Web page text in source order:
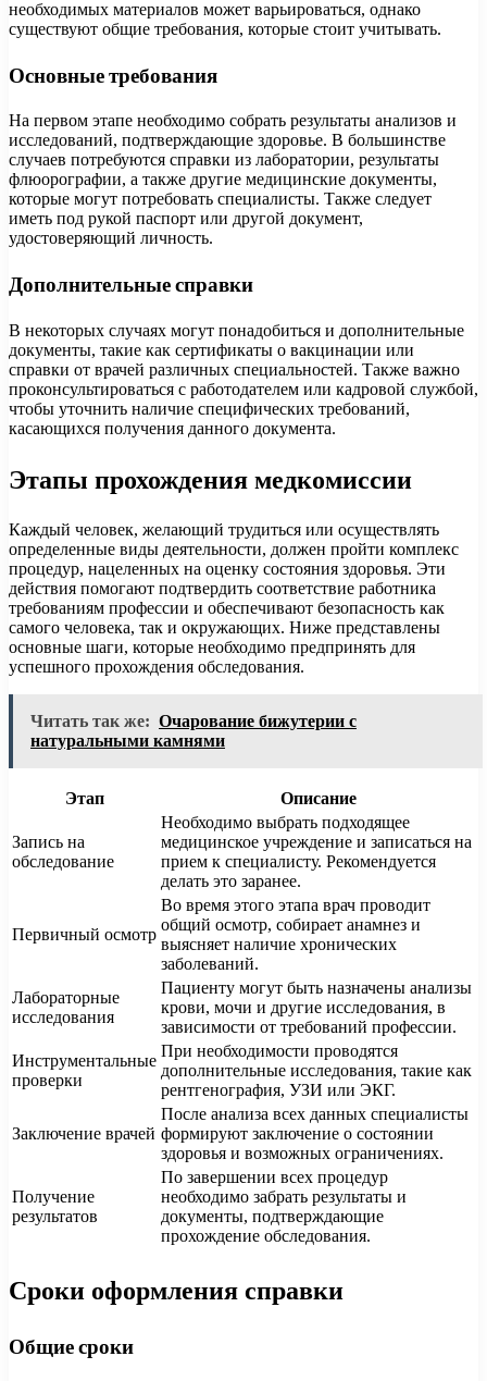
необходимых материалов может варьироваться, однако
существуют общие требования, которые стоит учитывать.
Основные требования
На первом этапе необходимо собрать результаты анализов и
исследований, подтверждающие здоровье. В большинстве
случаев потребуются справки из лаборатории, результаты
флюорографии, а также другие медицинские документы,
которые могут потребовать специалисты. Также следует
иметь под рукой паспорт или другой документ,
удостоверяющий личность.
Дополнительные справки
В некоторых случаях могут понадобиться и дополнительные
документы, такие как сертификаты о вакцинации или
справки от врачей различных специальностей. Также важно
проконсультироваться с работодателем или кадровой службой,
чтобы уточнить наличие специфических требований,
касающихся получения данного документа.
Этапы прохождения медкомиссии
Каждый человек, желающий трудиться или осуществлять
определенные виды деятельности, должен пройти комплекс
процедур, нацеленных на оценку состояния здоровья. Эти
действия помогают подтвердить соответствие работника
требованиям профессии и обеспечивают безопасность как
самого человека, так и окружающих. Ниже представлены
основные шаги, которые необходимо предпринять для
успешного прохождения обследования.
Читать так же: Очарование бижутерии с
натуральными камнями
Этап Описание
Запись на
обследование
Необходимо выбрать подходящее
медицинское учреждение и записаться на
прием к специалисту. Рекомендуется
делать это заранее.
Первичный осмотр
Во время этого этапа врач проводит
общий осмотр, собирает анамнез и
выясняет наличие хронических
заболеваний.
Лабораторные
исследования
Пациенту могут быть назначены анализы
крови, мочи и другие исследования, в
зависимости от требований профессии.
Инструментальные
проверки
При необходимости проводятся
дополнительные исследования, такие как
рентгенография, УЗИ или ЭКГ.
Заключение врачей
После анализа всех данных специалисты
формируют заключение о состоянии
здоровья и возможных ограничениях.
Получение
результатов
По завершении всех процедур
необходимо забрать результаты и
документы, подтверждающие
прохождение обследования.
Сроки оформления справки
Общие сроки